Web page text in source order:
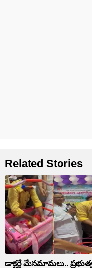
Related Stories
డాక్టర్లే మేనమామలు..